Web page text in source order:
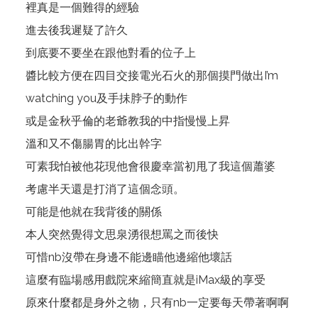
裡真是一個難得的經驗
進去後我遲疑了許久
到底要不要坐在跟他對看的位子上
醬比較方便在四目交接電光石火的那個摸門做出I’m
watching you及手抺脖子的動作
或是金秋乎倫的老爺教我的中指慢慢上昇
溫和又不傷腸胃的比出幹字
可素我怕被他花現他會很慶幸當初甩了我這個蕭婆
考慮半天還是打消了這個念頭。
可能是他就在我背後的關係
本人突然覺得文思泉湧很想罵之而後快
可惜nb沒帶在身邊不能邊瞄他邊縮他壞話
這麼有臨場感用戲院來縮簡直就是iMax級的享受
原來什麼都是身外之物，只有nb一定要每天帶著啊啊